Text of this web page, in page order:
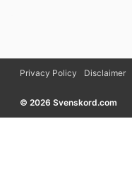
Privacy Policy Disclaimer
© 2026 Svenskord.com